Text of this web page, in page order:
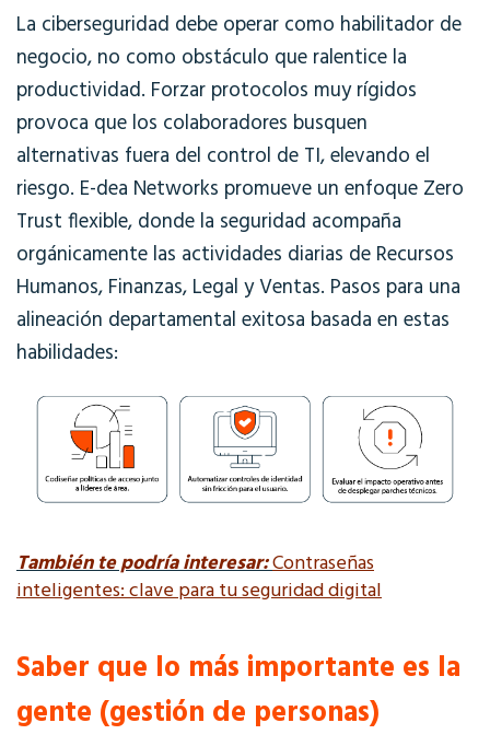
La ciberseguridad debe operar como habilitador de
negocio, no como obstáculo que ralentice la
productividad. Forzar protocolos muy rígidos
provoca que los colaboradores busquen
alternativas fuera del control de TI, elevando el
riesgo. E-dea Networks promueve un enfoque Zero
Trust flexible, donde la seguridad acompaña
orgánicamente las actividades diarias de Recursos
Humanos, Finanzas, Legal y Ventas. Pasos para una
alineación departamental exitosa basada en estas
habilidades:
También te podría interesar:Contraseñas
inteligentes: clave para tu seguridad digital
Saber que lo más importante es la
gente (gestión de personas)